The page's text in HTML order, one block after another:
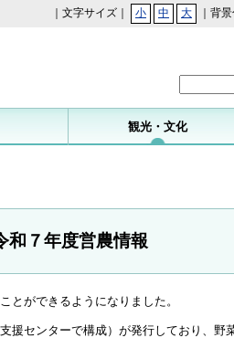
｜文字サイズ｜ 小 中 大 ｜背景
観光・文化
和７年度営農情報
とができるようになりました。
センターで構成）が発行しており、